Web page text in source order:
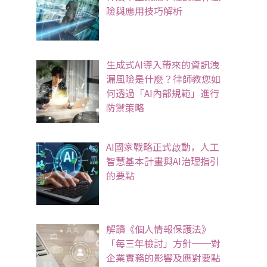
險與應用技巧解析
生成式AI導入帶來的資訊洩
漏風險是什麼？律師教您如
何透過「AI內部規範」進行
防禦策略
AI國家戰略正式啟動，人工
智慧基本計畫與AI治理指引
的要點
解讀《個人情報保護法》
「每三年檢討」方針──對
企業實務的影響及應對要點